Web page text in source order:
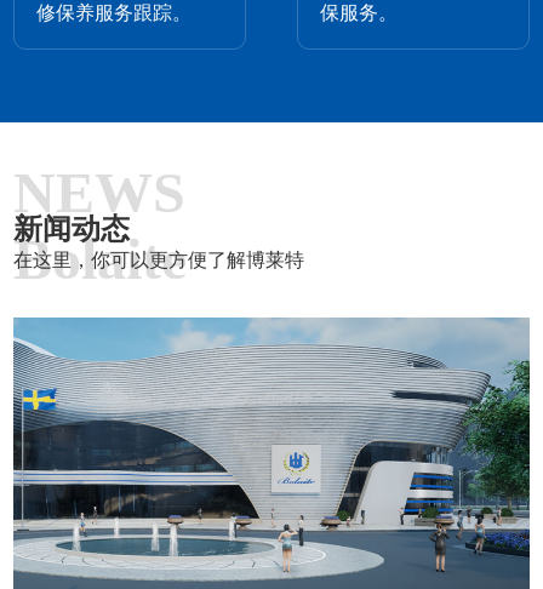
修保养服务跟踪。
保服务。
NEWS
Bolaite
新闻动态
在这里，你可以更方便了解博莱特